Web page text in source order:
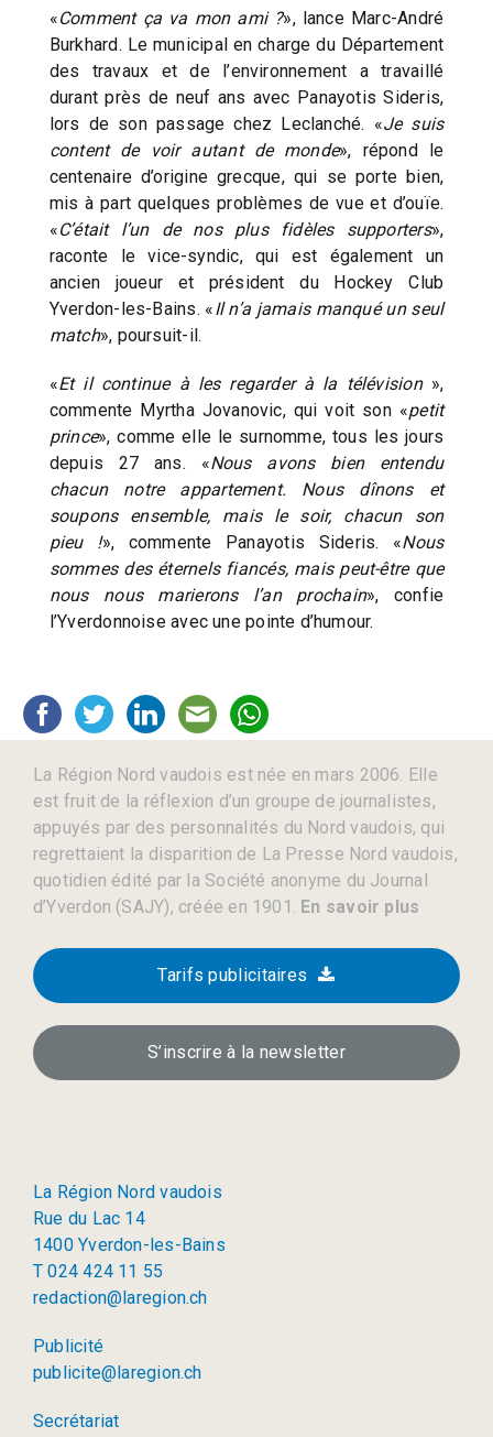
«Comment ça va mon ami ?», lance Marc-André
Burkhard. Le municipal en charge du Département
des travaux et de l’environnement a travaillé
durant près de neuf ans avec Panayotis Sideris,
lors de son passage chez Leclanché. «Je suis
content de voir autant de monde», répond le
centenaire d’origine grecque, qui se porte bien,
mis à part quelques problèmes de vue et d’ouïe.
«C’était l’un de nos plus fidèles supporters»,
raconte le vice-syndic, qui est également un
ancien joueur et président du Hockey Club
Yverdon-les-Bains. «Il n’a jamais manqué un seul
match», poursuit-il.
«Et il continue à les regarder à la télévision»,
commente Myrtha Jovanovic, qui voit son «petit
prince», comme elle le surnomme, tous les jours
depuis 27 ans. «Nous avons bien entendu
chacun notre appartement. Nous dînons et
soupons ensemble, mais le soir, chacun son
pieu !», commente Panayotis Sideris. «Nous
sommes des éternels fiancés, mais peut-être que
nous nous marierons l’an prochain», confie
l’Yverdonnoise avec une pointe d’humour.
La Région Nord vaudois est née en mars 2006. Elle
est fruit de la réflexion d’un groupe de journalistes,
appuyés par des personnalités du Nord vaudois, qui
regrettaient la disparition de La Presse Nord vaudois,
quotidien édité par la Société anonyme du Journal
d’Yverdon (SAJY), créée en 1901. En savoir plus
Tarifs publicitaires
S’inscrire à la newsletter
La Région Nord vaudois
Rue du Lac 14
1400 Yverdon-les-Bains
T 024 424 11 55
redaction@laregion.ch
Publicité
publicite@laregion.ch
Secrétariat